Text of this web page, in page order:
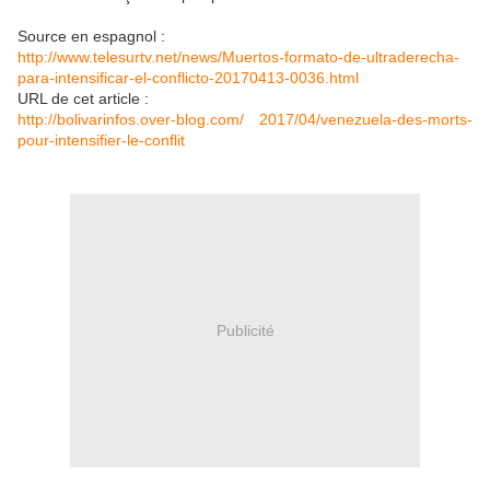
Source en espagnol :
http://www.telesurtv.net/news/Muertos-formato-de-ultraderecha-
para-intensificar-el-conflicto-20170413-0036.html
URL de cet article :
http://bolivarinfos.over-blog.com/ 2017/04/venezuela-des-morts-
pour-intensifier-le-conflit
Publicité